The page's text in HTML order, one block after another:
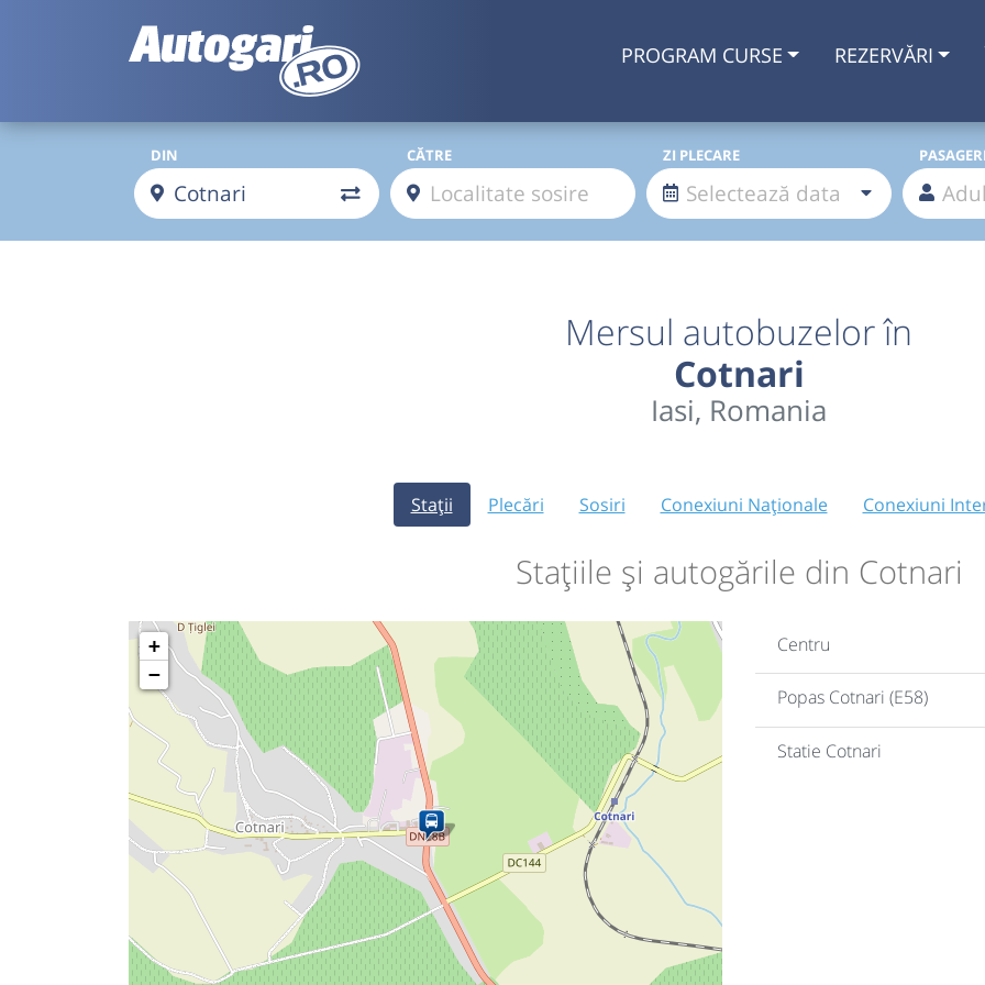
PROGRAM CURSE REZERVĂRI
DIN CĂTRE ZI PLECARE PASAGERI
Mersul autobuzelor în
Cotnari
Iasi, Romania
Stații Plecări Sosiri Conexiuni Naționale Conexiuni
Stațiile și autogările din Cotnari
+
−
Centru
Popas Cotnari (E58)
Statie Cotnari